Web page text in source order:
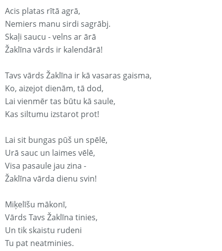
Acis platas rītā agrā,
Nemiers manu sirdi sagrābj.
Skaļi saucu - velns ar ārā
Žaklīna vārds ir kalendārā!
Tavs vārds Žaklīna ir kā vasaras gaisma,
Ko, aizejot dienām, tā dod,
Lai vienmēr tas būtu kā saule,
Kas siltumu izstarot prot!
Lai sit bungas pūš un spēlē,
Urā sauc un laimes vēlē,
Visa pasaule jau zina -
Žaklīna vārda dienu svin!
Miķelīšu mākonī,
Vārds Tavs Žaklīna tinies,
Un tik skaistu rudeni
Tu pat neatminies.